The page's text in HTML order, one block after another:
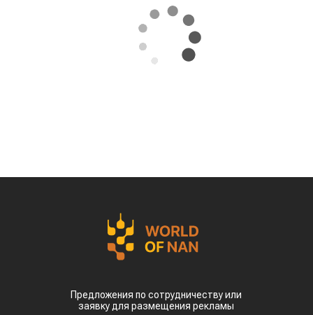
Предложения по сотрудничеству или
заявку для размещения рекламы